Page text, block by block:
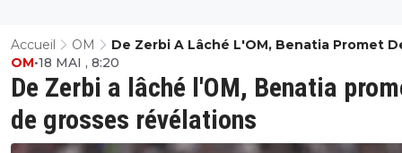
Accueil OM
De Zerbi A Lâché L'OM, Benatia Promet
Grosses Révélations
De Zerbi a lâché l'OM, Benatia
de grosses révélations
OM•18 MAI , 8:20